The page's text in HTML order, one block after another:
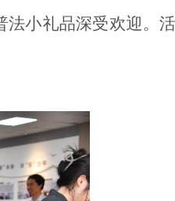
小礼品深受欢迎。